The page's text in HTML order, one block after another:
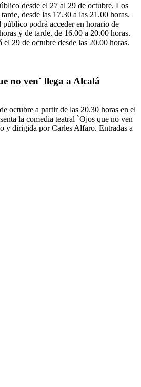
desde el 27 al 29 de octubre. Los
desde las 17.30 a las 21.00 horas.
podrá acceder en horario de
y de tarde, de 16.00 a 20.00 horas.
el 29 de octubre desde las 20.00 horas.
no ven´ llega a Alcalá
octubre a partir de las 20.30 horas en el
la comedia teatral `Ojos que no ven
y dirigida por Carles Alfaro. Entradas a